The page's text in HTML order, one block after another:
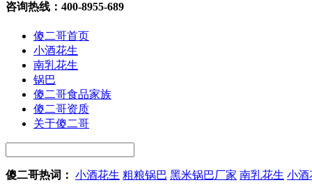
咨询热线： 400-8955-689
傻二哥首页
小酒花生
南乳花生
锅巴
傻二哥食品家族
傻二哥资质
关于傻二哥
傻二哥热词： 小酒花生 粗粮锅巴 黑米锅巴厂家 南乳花生 小酒